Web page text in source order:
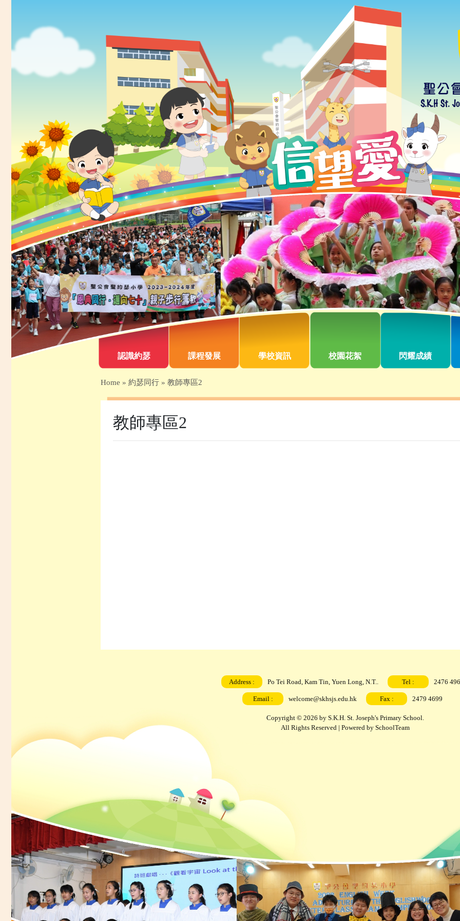
認識約瑟 課程發展 學校資訊 校園花絮 閃耀成績
Home » 約瑟同行 » 教師專區2
教師專區2
Address : Po Tei Road, Kam Tin, Yuen Long, N.T.. Tel : 2476
Email : welcome@skhsjs.edu.hk Fax : 2479 4699
Copyright © 2026 by S.K.H. St. Joseph's Primary School.
All Rights Reserved | Powered by SchoolTeam